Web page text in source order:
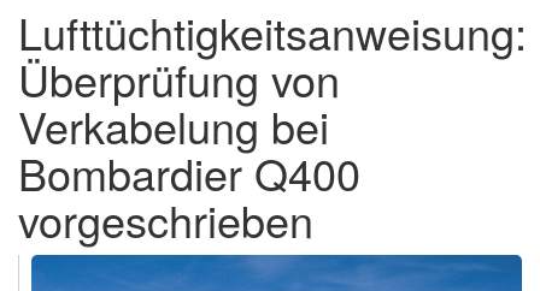
Lufttüchtigkeitsanweisung:
Überprüfung von
Verkabelung bei
Bombardier Q400
vorgeschrieben